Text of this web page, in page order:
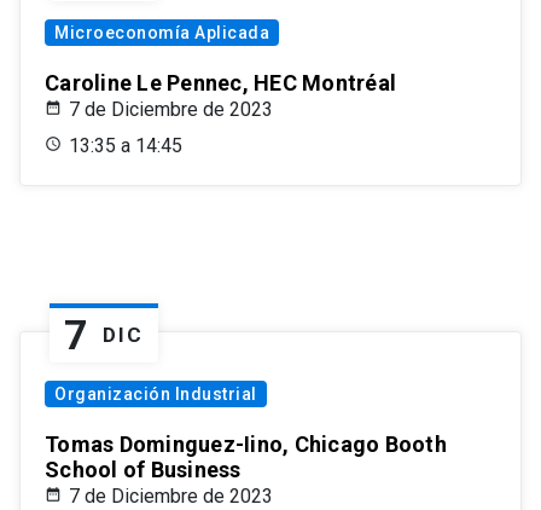
Microeconomía Aplicada
Caroline Le Pennec, HEC Montréal
7 de Diciembre de 2023
13:35 a 14:45
7 DIC
Organización Industrial
Tomas Dominguez-Iino, Chicago Booth
School of Business
7 de Diciembre de 2023